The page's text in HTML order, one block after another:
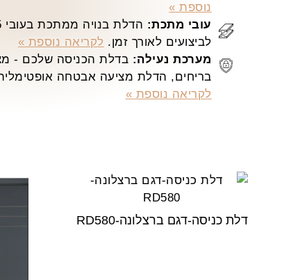
נוספת »
עובי מתכת:
לביצועים לאורך זמן. לקריאה נוספת »
מערכת נעילה: בדלת הכניסה שלכם -
בריחים, הדלת מציעה אבטחה
לקריאה נוספת »
דלת כניסה-דגם ברצלונה-RD580